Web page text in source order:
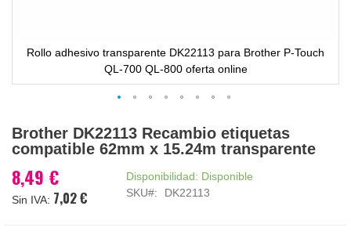
Rollo adhesivo transparente DK22113 para Brother P-Touch
QL-700 QL-800 oferta online
al
comienzo
la
galería
Brother DK22113 Recambio etiquetas
compatible 62mm x 15.24m transparente
8,49 €
7,02 €
Disponibilidad: Disponible
SKU
DK22113